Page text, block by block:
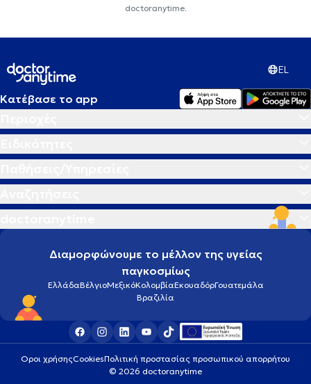
doctoranytime.
EL
Κατέβασε το app
Διαμορφώνουμε το μέλλον της υγείας
παγκοσμίως
ΕλλάδαΒέλγιοΜεξικόΚολομβίαΕκουαδόρΓουατεμάλα
Βραζιλία
Οροι χρήσηςCookiesΠολιτική προστασίας προσωπικού απορρήτου
© 2026 doctoranytime